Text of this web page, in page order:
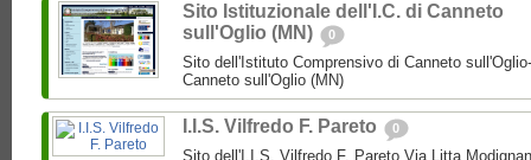
Sito Istituzionale dell'I.C. di Canneto
sull'Oglio (MN)
0
Sito dell'Istituto Comprensivo di Canneto
Canneto sull'Oglio (MN)
I.I.S. Vilfredo F. Pareto 0
Sito dell'I.I.S. Vilfredo F. Pareto Via Litta